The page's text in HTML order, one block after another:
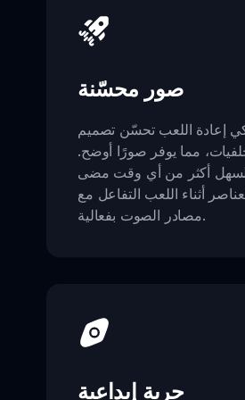
صور محسّنة
إعادة اللعب تحسّن تصميم
مما يوفر صورًا أوضح.
أكثر من أي وقت مضى
أثناء اللعب التفاعل مع
مصادر الصوت بفعالية.
حرية إبداعية